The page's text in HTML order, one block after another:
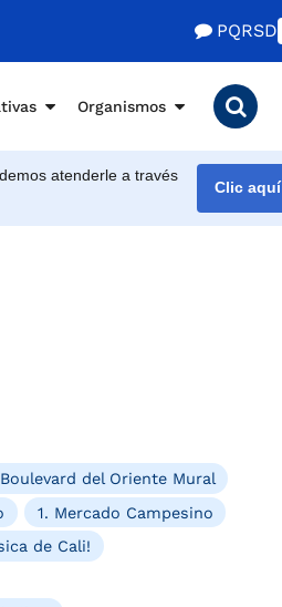
PQRSD
Organismos
atenderle a través
Clic aquí
del Oriente Mural
1. Mercado Campesino
de Cali!